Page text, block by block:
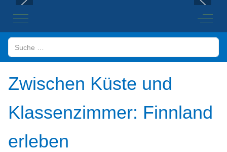
Mobile Menu Toggle Off-
Suchen
Zwischen Küste und
Klassenzimmer: Finnland
erleben